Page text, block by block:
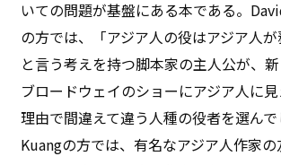
いての問題が基盤にある本である。
の方では、「アジア人の役はアジア人が
と言う考えを持つ脚本家の主人公が、
ブロードウェイのショーにアジア人に
理由で間違えて違う人種の役者を選んで
Kuangの方では、有名なアジア人作家